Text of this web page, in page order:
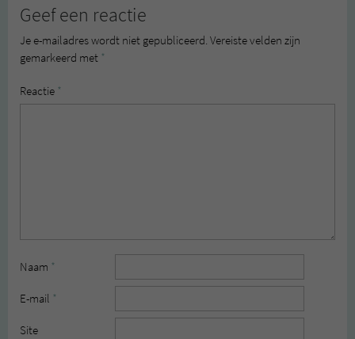
Geef een reactie
Je e-mailadres wordt niet gepubliceerd. Vereiste velden zijn
gemarkeerd met *
Reactie *
Naam *
E-mail *
Site